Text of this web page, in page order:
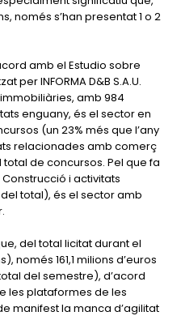
només s’han presentat 1 o 2
amb el Estudio sobre
per INFORMA D&B S.A.U.
amb 984
enguany, és el sector en
(un 23% més que l’any
relacionades amb comerç
de concursos. Pel que fa
i activitats
total), és el sector amb
del total licitat durant el
només 161,1 milions d’euros
del semestre), d’acord
les plataformes de les
manifest la manca d’agilitat